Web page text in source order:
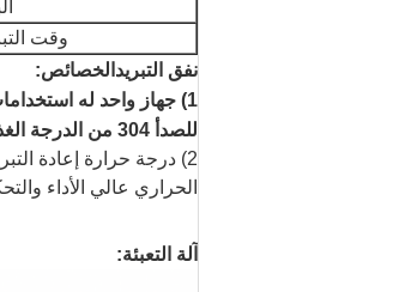
وقت
نفق التبريد الخصائص:
1) جهاز واحد له
للصدأ 304 من الدرجة الغذائية ، رف الأنابيب الصناعية المقاوم للصدأ سميكة 3 مم ، شريط ناقل محسن.
الحراري عالي الأداء
آلة التعبئة: